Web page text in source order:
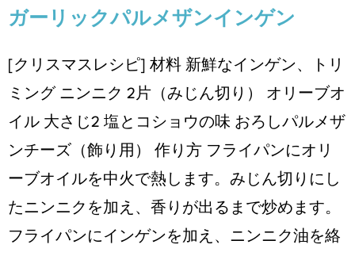
ガーリックパルメザンインゲン
[クリスマスレシピ] 材料 新鮮なインゲン、トリ
ミング ニンニク 2片（みじん切り） オリーブオ
イル 大さじ2 塩とコショウの味 おろしパルメザ
ンチーズ（飾り用） 作り方 フライパンにオリ
ーブオイルを中火で熱します。みじん切りにし
たニンニクを加え、香りが出るまで炒めます。
フライパンにインゲンを加え、ニンニク油を絡